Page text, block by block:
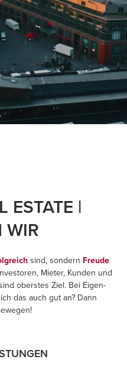
ESTATE |
WIR
sind, sondern Freude
Mieter, Kunden und
oberstes Ziel. Bei Eigen-
das auch gut an? Dann